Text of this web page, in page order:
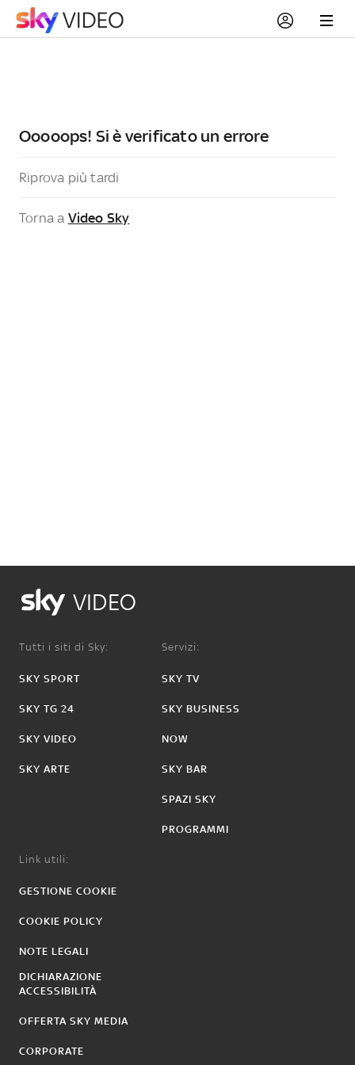
Ooooops! Si è verificato un errore
Riprova più tardi
Torna a Video Sky
VIDEO
Tutti i siti di Sky:
SKY SPORT
SKY TG 24
SKY VIDEO
SKY ARTE
Servizi:
SKY TV
SKY BUSINESS
NOW
SKY BAR
SPAZI SKY
PROGRAMMI
Link utili:
GESTIONE COOKIE
COOKIE POLICY
NOTE LEGALI
DICHIARAZIONE
ACCESSIBILITÀ
OFFERTA SKY MEDIA
CORPORATE